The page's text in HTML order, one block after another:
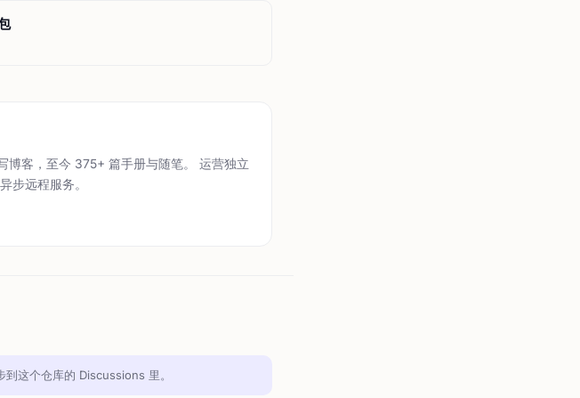
博客，至今 375+ 篇手册与随笔。 运营独立
步远程服务。
这个仓库的 Discussions 里。